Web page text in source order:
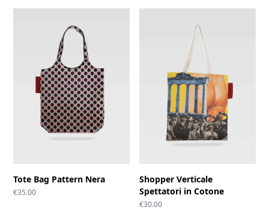
Tote Bag Pattern Nera
€35.00
Shopper Verticale
Spettatori in Cotone
€30.00